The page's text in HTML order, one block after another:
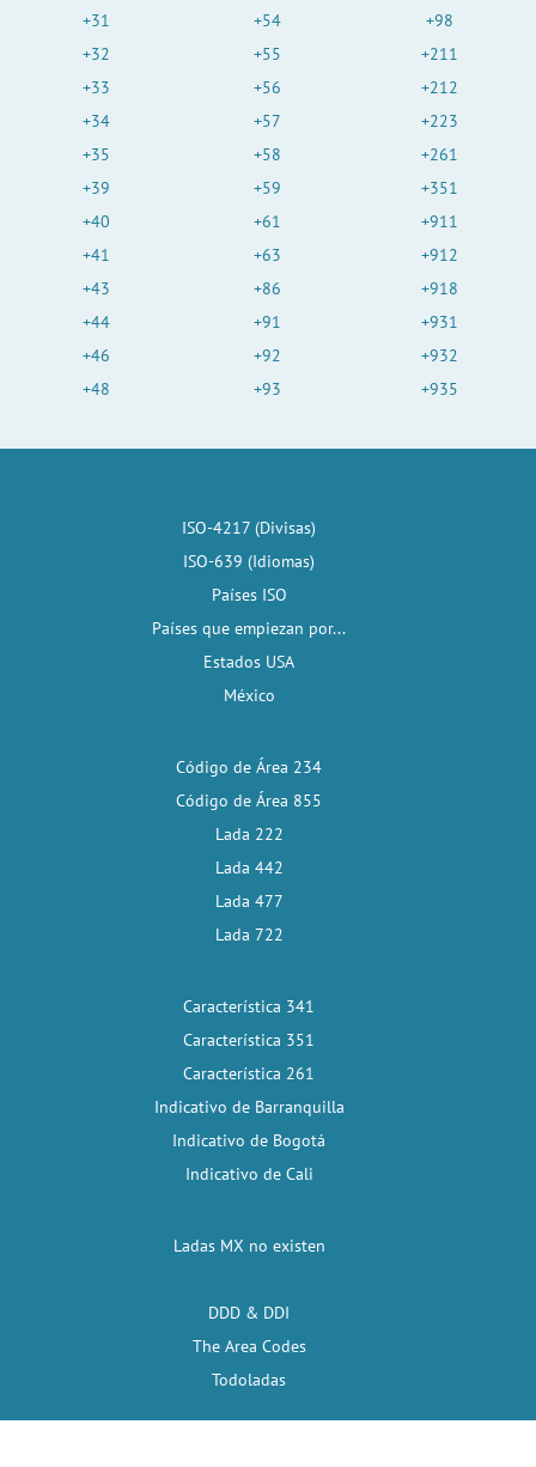
+31
+32
+33
+34
+35
+39
+40
+41
+43
+44
+46
+48
+54
+55
+56
+57
+58
+59
+61
+63
+86
+91
+92
+93
+98
+211
+212
+223
+261
+351
+911
+912
+918
+931
+932
+935
ISO-4217 (Divisas)
ISO-639 (Idiomas)
Países ISO
Países que empiezan por...
Estados USA
México
Código de Área 234
Código de Área 855
Lada 222
Lada 442
Lada 477
Lada 722
Característica 341
Característica 351
Característica 261
Indicativo de Barranquilla
Indicativo de Bogotá
Indicativo de Cali
Ladas MX no existen
DDD & DDI
The Area Codes
Todoladas